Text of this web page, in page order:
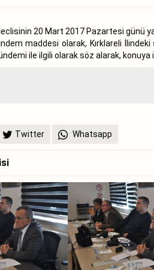
20 Mart 2017 Pazartesi günü
maddesi olarak, Kırklareli
ile ilgili olarak söz alarak,
Twitter Whatsapp